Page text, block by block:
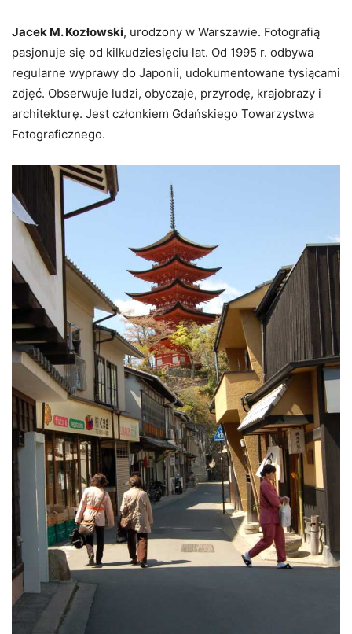
Jacek M. Kozłowski, urodzony w Warszawie. Fotografią
pasjonuje się od kilkudziesięciu lat. Od 1995 r. odbywa
regularne wyprawy do Japonii, udokumentowane tysiącami
zdjęć. Obserwuje ludzi, obyczaje, przyrodę, krajobrazy i
architekturę. Jest członkiem Gdańskiego Towarzystwa
Fotograficznego.